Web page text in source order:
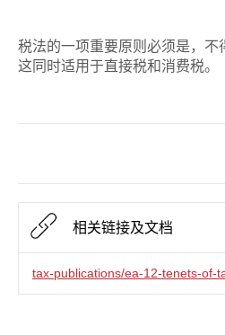
税法的一项重要原则必须是，不
这同时适用于直接税和消费税。
相关链接及文档
tax-publications/ea-12-tenets-of-